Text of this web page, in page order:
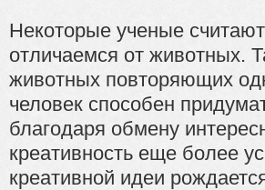
Некоторые ученые
отличаемся от животных.
животных повторяющих
человек способен
благодаря обмену
креативность еще более
креативной идеи